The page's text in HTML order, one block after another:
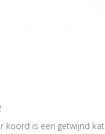
koord is een getwijnd